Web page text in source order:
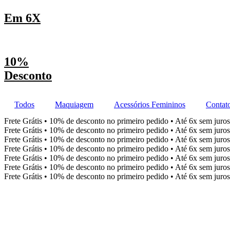
Em 6X
10%
Desconto
Todos Maquiagem Acessórios Femininos
Frete Grátis • 10% de desconto no primeiro pedido • Até 6x sem
Frete Grátis • 10% de desconto no primeiro pedido • Até 6x sem
Frete Grátis • 10% de desconto no primeiro pedido • Até 6x sem
Frete Grátis • 10% de desconto no primeiro pedido • Até 6x sem
Frete Grátis • 10% de desconto no primeiro pedido • Até 6x sem
Frete Grátis • 10% de desconto no primeiro pedido • Até 6x sem
Frete Grátis • 10% de desconto no primeiro pedido • Até 6x sem